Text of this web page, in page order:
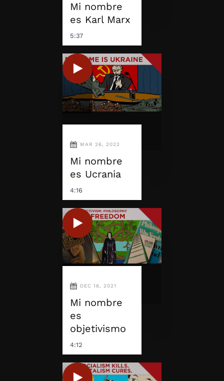
Mi nombre
es Karl Marx
5:37
MAR 26, 2022
Mi nombre
es Ucrania
4:16
DEC 16, 2021
Mi nombre
es
objetivismo
4:12